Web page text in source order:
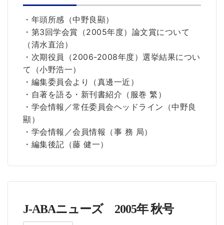
・年頭所感（中野良顯）
・第3回学会賞（2005年度）論文賞について
（清水直治）
・次期役員（2006-2008年度）選挙結果につい
て（小野浩一）
・編集委員会より（真邊一近）
・自著を語る・新刊書紹介（服巻 繁）
・学会情報／常任委員会ヘッドライン（中野良
顯）
・学会情報／会員情報（事 務 局）
・編集後記（藤 健一）
J-ABAニューズ 2005年 秋号